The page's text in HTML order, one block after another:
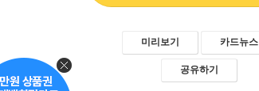
미리보기 카드뉴스
공유하기